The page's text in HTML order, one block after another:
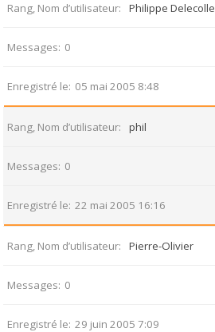
Rang, Nom d’utilisateur Philippe Delecolle
Messages 0
Enregistré le 05 mai 2005 8:48
Rang, Nom d’utilisateur phil
Messages 0
Enregistré le 22 mai 2005 16:16
Rang, Nom d’utilisateur Pierre-Olivier
Messages 0
Enregistré le 29 juin 2005 7:09